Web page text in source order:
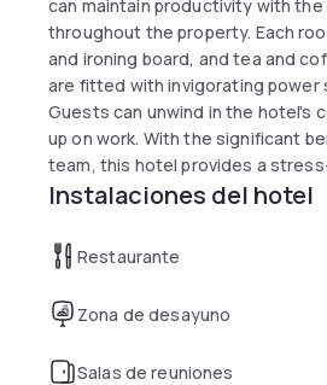
can maintain productivity with
throughout the property. Each
and ironing board, and tea and
are fitted with invigorating power
Guests can unwind in the hotel's
up on work. With the significant
team, this hotel provides a
Instalaciones del hotel
Restaurante
Zona de desayuno
Salas de reuniones